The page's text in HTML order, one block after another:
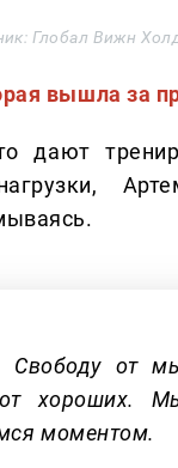
Глобал Вижн
вышла за
дают
Свободу от
хороших.
моментом.